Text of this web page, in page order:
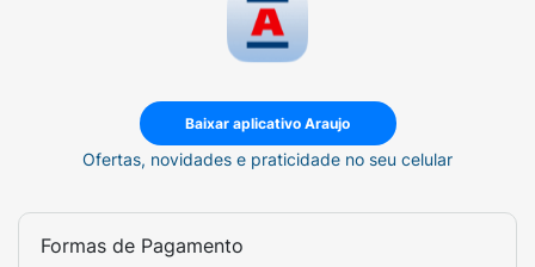
Baixar aplicativo Araujo
Ofertas, novidades e praticidade no seu celular
Formas de Pagamento